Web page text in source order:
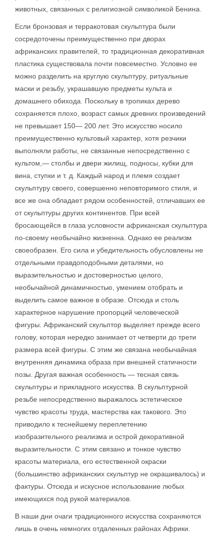
животных, связанных с религиозной символикой Бенина.
Если бронзовая и терракотовая скульптура были
сосредоточены преимущественно при дворах
африканских правителей, то традиционная декоративная
пластика существовала почти повсеместно. Условно ее
можно разделить на круглую скульптуру, ритуальные
маски и резьбу, украшавшую предметы культа и
домашнего обихода. Поскольку в тропиках дерево
сохраняется плохо, возраст самых древних произведений
не превышает 150— 200 лет. Это искусство носило
преимущественно культовый характер, хотя резчики
выполняли работы, не связанные непосредственно с
культом,— столбы и двери жилищ, подносы, кубки для
вина, ступки и т. д. Каждый народ и племя создает
скульптуру своего, совершенно неповторимого стиля, и
все же она обладает рядом особенностей, отличавших ее
от скульптуры других континентов. При всей
бросающейся в глаза условности африканская скульптура
по-своему необычайно жизненна. Однако ее реализм
своеобразен. Его сила и убедительность обусловлены не
отдельными правдоподобными деталями, но
выразительностью и достоверностью целого,
необычайной динамичностью, умением отобрать и
выделить самое важное в образе. Отсюда и столь
характерное нарушение пропорций человеческой
фигуры. Африканский скульптор выделяет прежде всего
голову, которая нередко занимает от четверти до трети
размера всей фигуры. С этим же связана необычайная
внутренняя динамика образа при внешней статичности
позы. Другая важная особенность — тесная связь
скульптуры и прикладного искусства. В скульптурной
резьбе непосредственно выражалось эстетическое
чувство красоты труда, мастерства как такового. Это
приводило к теснейшему переплетению
изобразительного реализма и острой декоративной
выразительности. С этим связано и тонкое чувство
красоты материала, его естественной окраски
(большинство африканских скульптур не окрашивалось) и
фактуры. Отсюда и искусное использование любых
имеющихся под рукой материалов.
В наши дни очаги традиционного искусства сохраняются
лишь в очень немногих отдаленных районах Африки.